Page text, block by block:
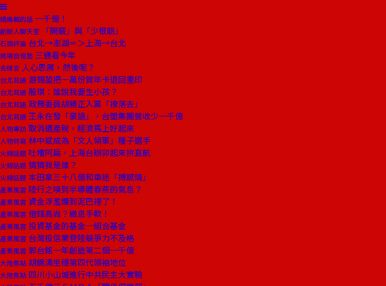
總編輯的話 一千億！
創辦人聊天室 「開竅」與「少根筋」
石頭評論 台北→澎湖＝＞上海→台北
商場自慢塾 三通看今年
去梯言 人心思蔣，然後呢？
台北耳語 游錫堃把一萬份賀年卡退回重印
台北耳語 殷琪：誰說我要生小孩？
台北耳語 政務委員胡勝正入黨「撩落去」
台北耳語 王永在發「豪語」，台塑集團營收少一千億
人物專訪 取消遺產稅，經濟馬上好起來
人物特寫 林中斌成為「文人領軍」種子選手
火線話題 吐槽阿扁，上海台辦卯起來拚直航
火線話題 猜猜我是誰？
火線話題 本田拿三十八億和車迷「搏感情」
產業風雲 陸行之嗅到半導體春燕的氣息？
產業風雲 資金浮濫爛到泥巴裡了！
產業風雲 借錢高尚？繳息手軟！
產業風雲 投資基金的基金─組合基金
產業風雲 台灣投信業登陸競爭力不及格
產業風雲 郭台銘一年創造第二個一千億
大陸焦點 胡錦濤坐穩第四代領袖地位
大陸焦點 四川小山城進行中共民主大實驗